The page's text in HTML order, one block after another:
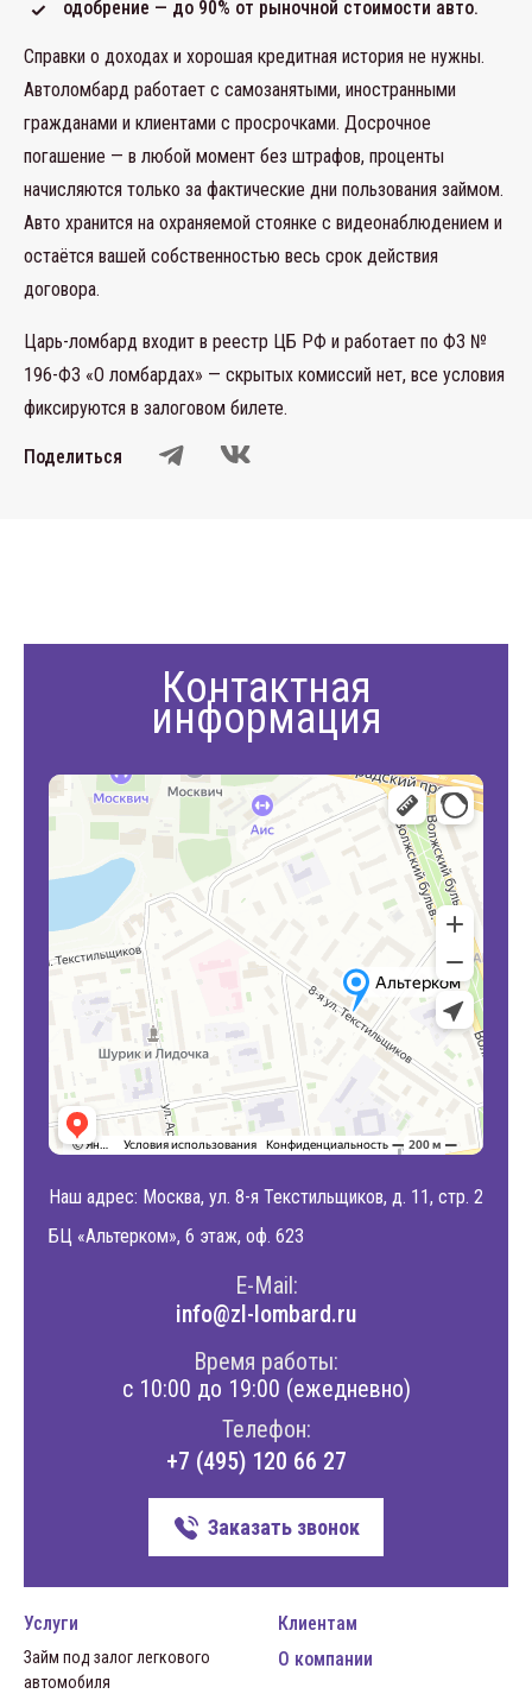
одобрение — до 90% от рыночной стоимости авто.
Справки о доходах и хорошая кредитная история не нужны.
Автоломбард работает с самозанятыми, иностранными
гражданами и клиентами с просрочками. Досрочное
погашение — в любой момент без штрафов, проценты
начисляются только за фактические дни пользования займом.
Авто хранится на охраняемой стоянке с видеонаблюдением и
остаётся вашей собственностью весь срок действия
договора.
Царь-ломбард входит в реестр ЦБ РФ и работает по ФЗ №
196-ФЗ «О ломбардах» — скрытых комиссий нет, все условия
фиксируются в залоговом билете.
Поделиться
Контактная
информация
Наш адрес: Москва, ул. 8-я Текстильщиков, д. 11, стр. 2
БЦ «Альтерком», 6 этаж, оф. 623
E-Mail:
info@zl-lombard.ru
Время работы:
с 10:00 до 19:00 (ежедневно)
Телефон:
+7 (495) 120 66 27
Заказать звонок
Услуги
Займ под залог легкового
автомобиля
Клиентам
О компании